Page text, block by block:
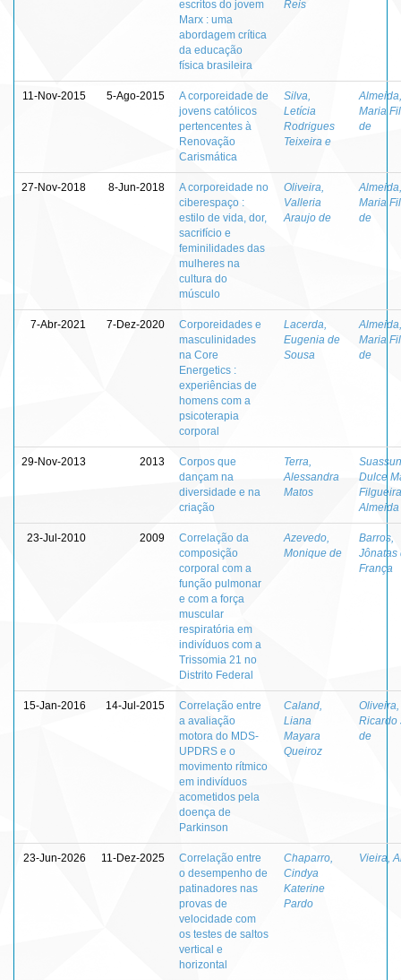
escritos do jovem
Marx : uma
abordagem crítica
da educação
física brasileira
Reis
11-Nov-2015 5-Ago-2015
A corporeidade de
jovens católicos
pertencentes à
Renovação
Carismática
Silva,
Letícia
Rodrigues
Teixeira e
Maria
de
27-Nov-2018 8-Jun-2018
A corporeidade no
ciberespaço :
estilo de vida, dor,
sacrifício e
feminilidades das
mulheres na
cultura do
músculo
Oliveira,
Valleria
Araujo de
Maria
de
7-Abr-2021 7-Dez-2020
Corporeidades e
masculinidades
na Core
Energetics :
experiências de
homens com a
psicoterapia
corporal
Lacerda,
Eugenia de
Sousa
Maria
de
29-Nov-2013 2013
Corpos que
dançam na
diversidade e na
criação
Terra,
Alessandra
Matos
Dulce
Almeida
23-Jul-2010 2009
Correlação da
composição
corporal com a
função pulmonar
e com a força
muscular
respiratória em
indivíduos com a
Trissomia 21 no
Distrito Federal
Azevedo,
Monique de
Barros,
Jônatas
França
15-Jan-2016 14-Jul-2015
Correlação entre
a avaliação
motora do MDS-
UPDRS e o
movimento rítmico
em indivíduos
acometidos pela
doença de
Parkinson
Caland,
Liana
Mayara
Queiroz
Oliveira,
Ricardo
de
23-Jun-2026 11-Dez-2025
Correlação entre
o desempenho de
patinadores nas
provas de
velocidade com
os testes de saltos
vertical e
horizontal
Chaparro,
Cindya
Katerine
Pardo
Vieira,